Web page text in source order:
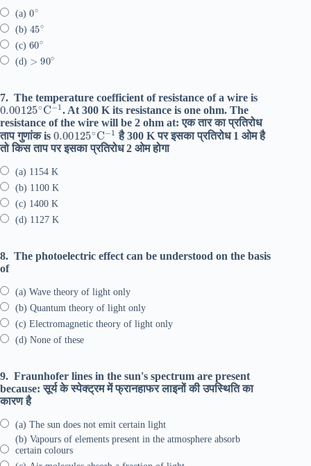
(a) 0∘
(b) 45∘
(c) 60∘
(d) 90∘
7. The temperature coefficient of resistance of a wire is
0.00125∘C−1
. At 300 K its resistance is one ohm. The
resistance of the wire will be 2 ohm at: एक तार का प्रतिरोध
ताप गुणांक is 0.00125∘C−1
है 300 K पर इसका प्रतिरोध 1 ओम है
तो किस ताप पर इसका प्रतिरोध 2 ओम होगा
(a) 1154 K
(b) 1100 K
(c) 1400 K
(d) 1127 K
8. The photoelectric effect can be understood on the basis
of
(a) Wave theory of light only
(b) Quantum theory of light only
(c) Electromagnetic theory of light only
(d) None of these
9. Fraunhofer lines in the sun's spectrum are present
because: सूर्य के स्पेक्ट्रम में फ्रानहाफर लाइनों की उपस्थिति का
कारण है
(a) The sun does not emit certain light
(b) Vapours of elements present in the atmosphere absorb
certain colours